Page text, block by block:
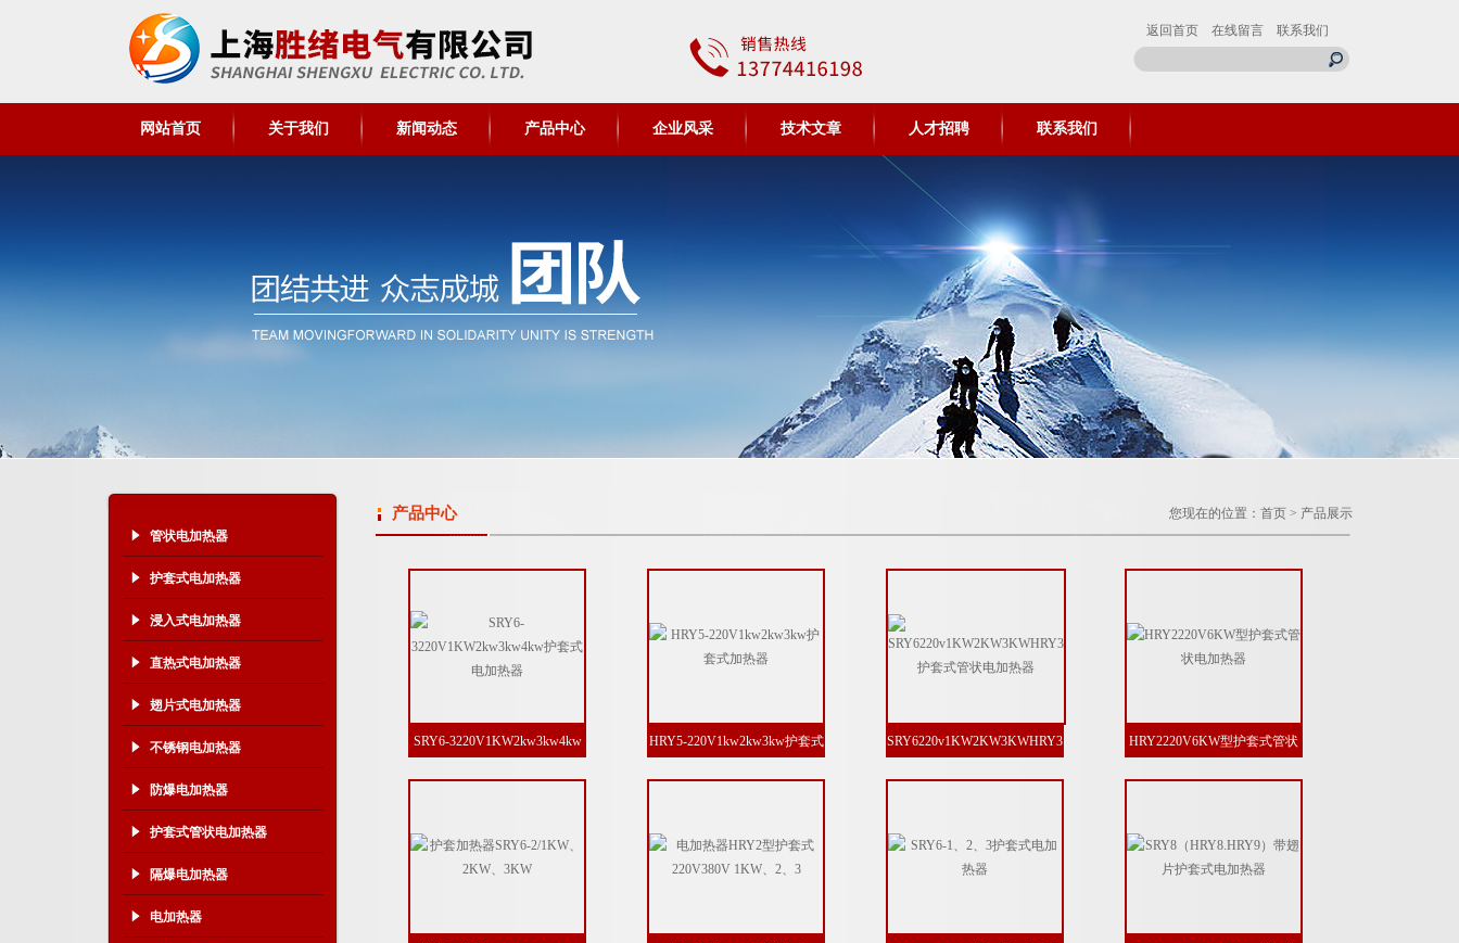
返回首页 在线留言 联系我们
网站首页 关于我们 新闻动态 产品中心 企业风采 技术文章 人才招聘 联系我们
管状电加热器
护套式电加热器
浸入式电加热器
直热式电加热器
翅片式电加热器
不锈钢电加热器
防爆电加热器
护套式管状电加热器
隔爆电加热器
电加热器
产品中心 您现在的位置： 首页 > 产品展示
SRY6-3220V1KW2kw3kw4kw HRY5-220V1kw2kw3kw护套式 SRY6220v1KW2KW3KWHRY3 HRY2220V6KW型护套式管状